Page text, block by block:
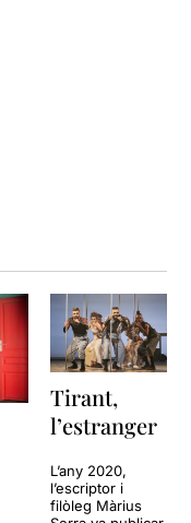
Tirant,
l’estranger
L’any 2020,
l’escriptor i
filòleg Màrius